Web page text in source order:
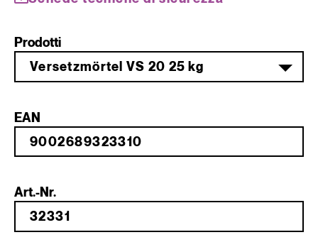
Prodotti
Versetzmörtel VS 20 25 kg
EAN
Art.-Nr.